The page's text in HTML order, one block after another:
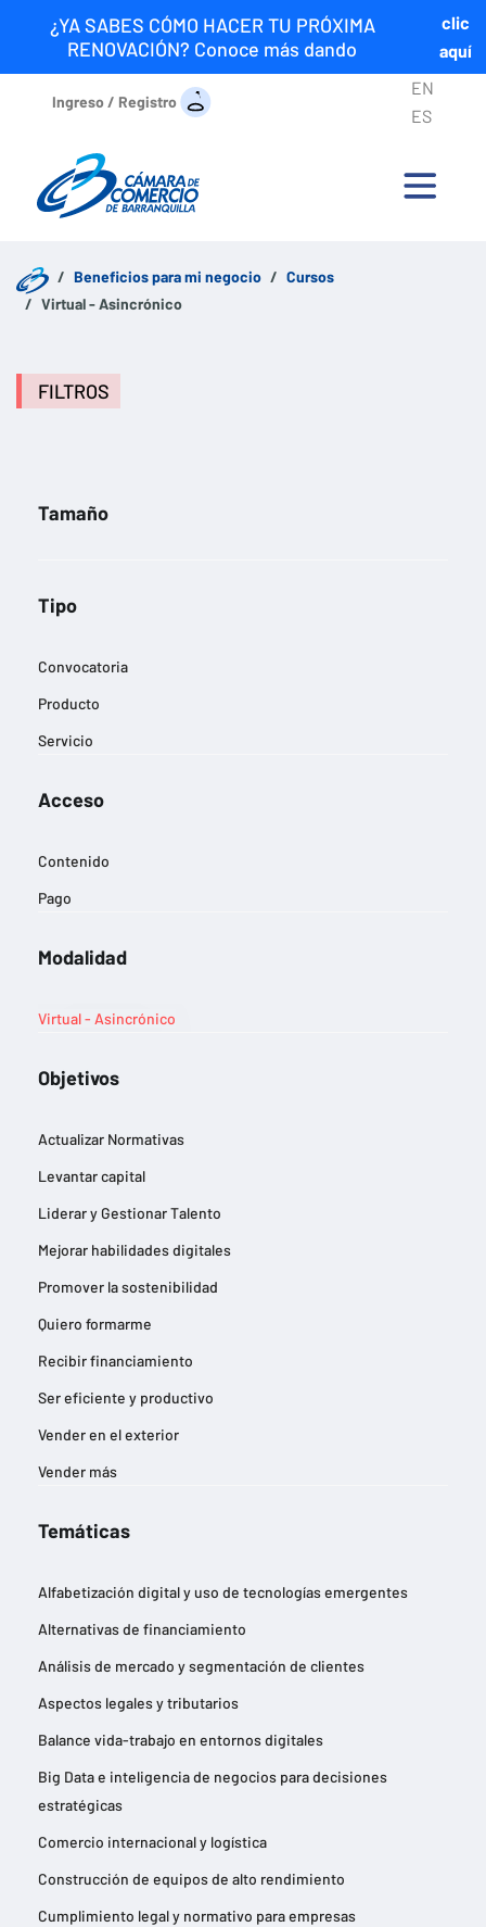
¿YA SABES CÓMO HACER TU PRÓXIMA
RENOVACIÓN? Conoce más dando
clic
aquí
Ingreso / Registro
EN
ES
Beneficios para mi negocio
Cursos
Virtual - Asincrónico
FILTROS
Tamaño
Tipo
Convocatoria
Producto
Servicio
Acceso
Contenido
Pago
Modalidad
Virtual - Asincrónico
Objetivos
Actualizar Normativas
Levantar capital
Liderar y Gestionar Talento
Mejorar habilidades digitales
Promover la sostenibilidad
Quiero formarme
Recibir financiamiento
Ser eficiente y productivo
Vender en el exterior
Vender más
Temáticas
Alfabetización digital y uso de tecnologías emergentes
Alternativas de financiamiento
Análisis de mercado y segmentación de clientes
Aspectos legales y tributarios
Balance vida-trabajo en entornos digitales
Big Data e inteligencia de negocios para decisiones
estratégicas
Comercio internacional y logística
Construcción de equipos de alto rendimiento
Cumplimiento legal y normativo para empresas